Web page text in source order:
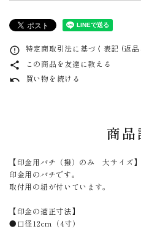
error_outline 特定商取引法に基づく表記 (返品
share この商品を友達に教える
undo 買い物を続ける
商品
【印金用バチ（撥）のみ 大サイズ】
印金用のバチです。
取付用の紐が付いています。
【印金の適正寸法】
●口径12cm（4寸）